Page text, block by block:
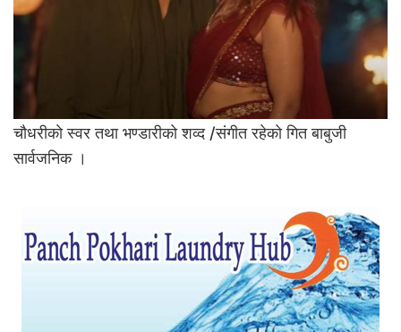
चाैधरीकाे स्वर तथा भण्डारीको शव्द /संगीत रहेकाे गित बाबुजी
सार्वजनिक ।